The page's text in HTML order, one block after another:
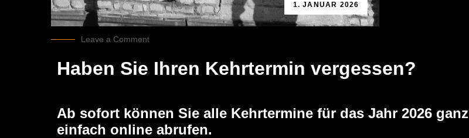
1. JANUAR 2026
Leave a Comment
Haben Sie Ihren Kehrtermin vergessen?
Ab sofort können Sie alle Kehrtermine für das Jahr 2026 ganz
einfach online abrufen.